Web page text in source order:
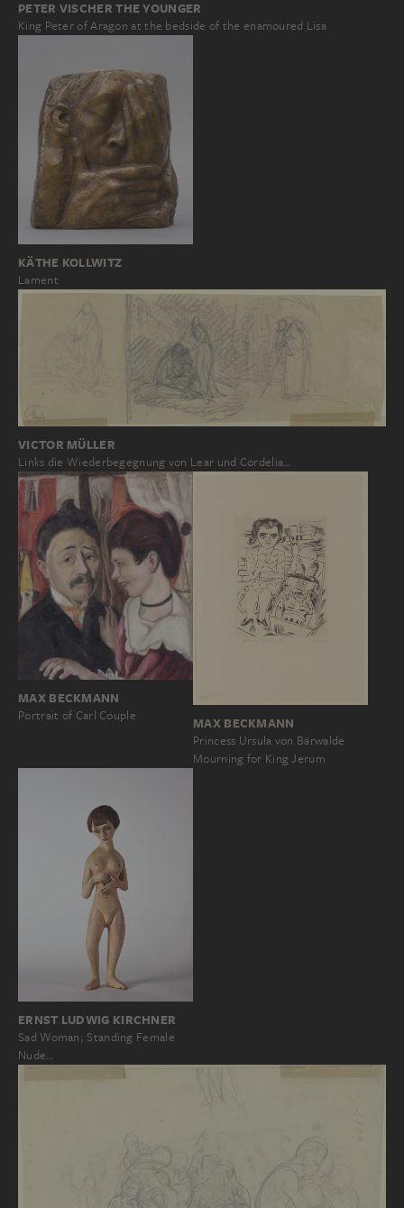
PETER VISCHER THE YOUNGER
King Peter of Aragon at the bedside of the enamoured Lisa
KÄTHE KOLLWITZ
Lament
VICTOR MÜLLER
Links die Wiederbegegnung von Lear und Cordelia…
MAX BECKMANN
Portrait of Carl Couple MAX BECKMANN
Princess Ursula von Bärwalde
Mourning for King Jerum
ERNST LUDWIG KIRCHNER
Sad Woman; Standing Female
Nude…